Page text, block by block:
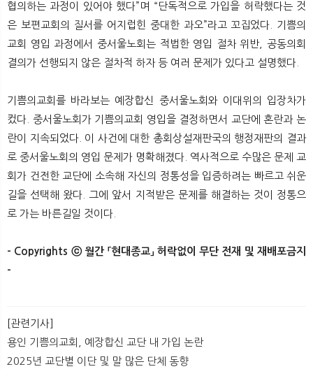
협의하는 과정이 있어야 했다”며 “단독적으로 가입을 허락했다는 것
은 보편교회의 질서를 어지럽힌 중대한 과오”라고 꼬집었다. 기쁨의
교회 영입 과정에서 중서울노회는 적법한 영입 절차 위반, 공동의회
결의가 선행되지 않은 절차적 하자 등 여러 문제가 있다고 설명했다.
기쁨의교회를 바라보는 예장합신 중서울노회와 이대위의 입장차가
컸다. 중서울노회가 기쁨의교회 영입을 결정하면서 교단에 혼란과 논
란이 지속되었다. 이 사건에 대한 총회상설재판국의 행정재판의 결과
로 중서울노회의 영입 문제가 명확해졌다. 역사적으로 수많은 문제 교
회가 건전한 교단에 소속해 자신의 정통성을 입증하려는 빠르고 쉬운
길을 선택해 왔다. 그에 앞서 지적받은 문제를 해결하는 것이 정통으
로 가는 바른길일 것이다.
- Copyrights ⓒ 월간 「현대종교」 허락없이 무단 전재 및 재배포금지
-​ ​
[관련기사]
용인 기쁨의교회, 예장합신 교단 내 가입 논란
2025년 교단별 이단 및 말 많은 단체 동향